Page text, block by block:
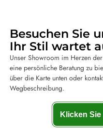
Besuchen Sie
Ihr Stil wartet
Unser Showroom im Herzen
eine persönliche Beratung zu
über die Karte unten oder
Wegbeschreibung.
Klicken